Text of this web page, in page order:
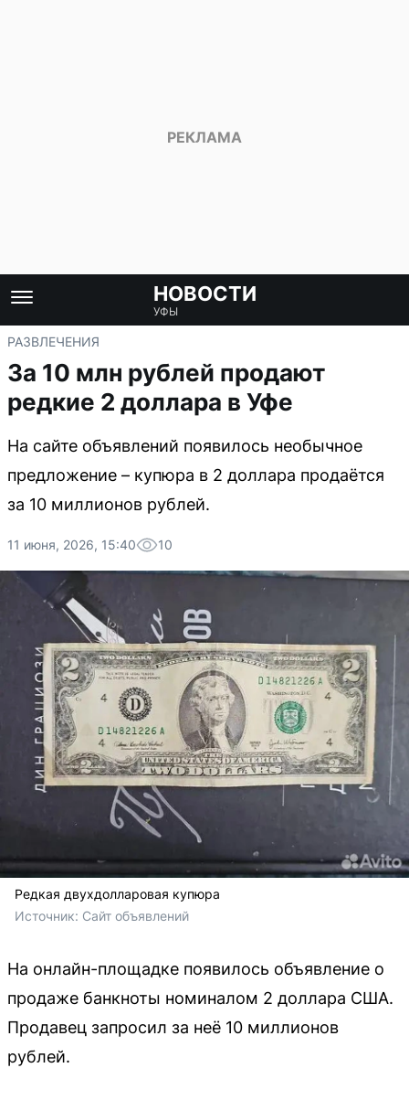
НОВОСТИ
УФЫ
РАЗВЛЕЧЕНИЯ
За 10 млн рублей продают
редкие 2 доллара в Уфе
На сайте объявлений появилось необычное
предложение – купюра в 2 доллара продаётся
за 10 миллионов рублей.
11 июня, 2026, 15:40 10
Редкая двухдолларовая купюра
Источник: Сайт объявлений
На онлайн-площадке появилось объявление о
продаже банкноты номиналом 2 доллара США.
Продавец запросил за неё 10 миллионов
рублей.